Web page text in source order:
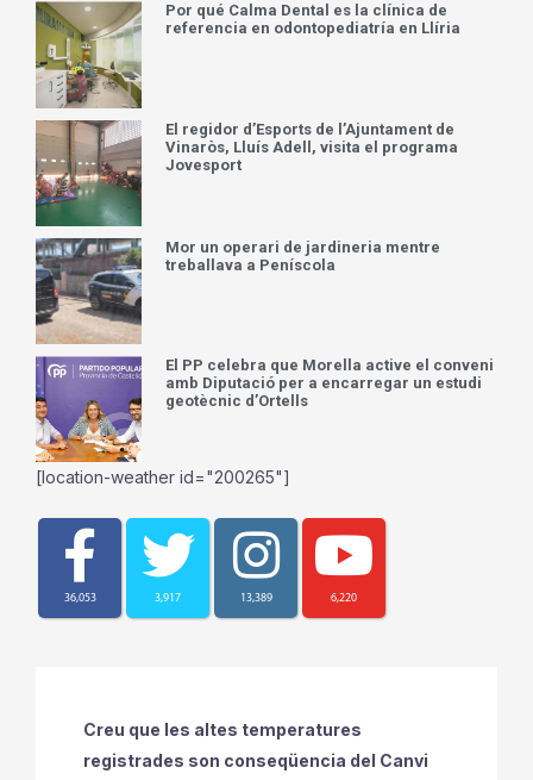
Por qué Calma Dental es la clínica de
referencia en odontopediatría en Llíria
El regidor d’Esports de l’Ajuntament de
Vinaròs, Lluís Adell, visita el programa
Jovesport
Mor un operari de jardineria mentre
treballava a Peníscola
El PP celebra que Morella active el conveni
amb Diputació per a encarregar un estudi
geotècnic d’Ortells
[location-weather id="200265"]
36,053 3,917 13,389 6,220
Creu que les altes temperatures
registrades son conseqüencia del Canvi